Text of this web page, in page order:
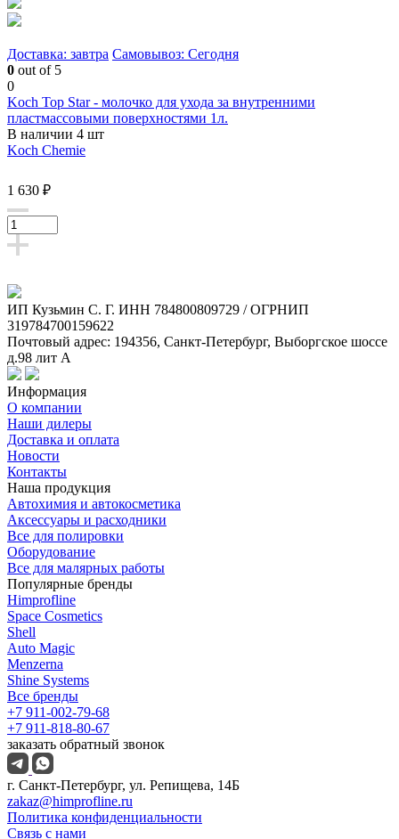
Доставка: завтра Самовывоз: Сегодня
0 out of 5
0
Koch Top Star - молочко для ухода за внутренними
пластмассовыми поверхностями 1л.
В наличии 4 шт
Koch Chemie
1 630 ₽
ИП Кузьмин C. Г. ИНН 784800809729 / ОГРНИП
319784700159622
Почтовый адрес: 194356, Санкт-Петербург, Выборгское шоссе
д.98 лит А
Информация
О компании
Наши дилеры
Доставка и оплата
Новости
Контакты
Наша продукция
Автохимия и автокосметика
Аксессуары и расходники
Все для полировки
Оборудование
Все для малярных работы
Популярные бренды
Himprofline
Space Cosmetics
Shell
Auto Magic
Menzerna
Shine Systems
Все бренды
+7 911-002-79-68
+7 911-818-80-67
заказать обратный звонок
г. Санкт-Петербург, ул. Репищева, 14Б
zakaz@himprofline.ru
Политика конфиденциальности
Связь с нами